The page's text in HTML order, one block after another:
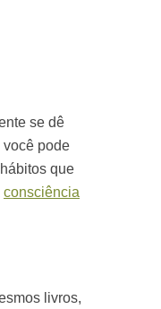
se dê
você pode
que
consciência
livros,